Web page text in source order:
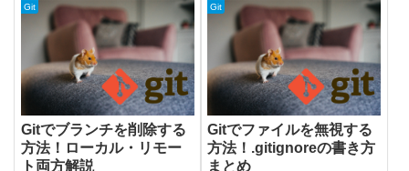
Git
Gitでブランチを削除する
方法！ローカル・リモー
ト両方解説
Git
Gitでファイルを無視する
方法！.gitignoreの書き方
まとめ